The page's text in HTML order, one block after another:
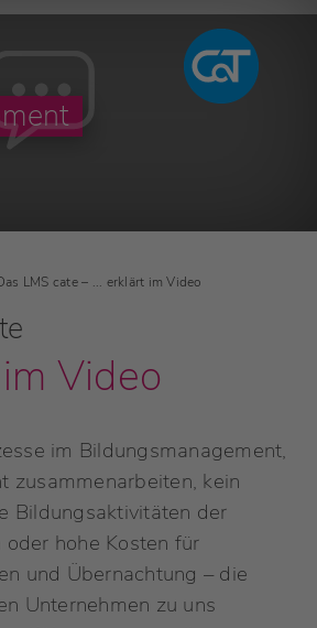
LMS cate – ... erklärt im Video
Video
im Bildungsmanagement,
zusammenarbeiten, kein
Bildungsaktivitäten der
hohe Kosten für
und Übernachtung – die
Unternehmen zu uns